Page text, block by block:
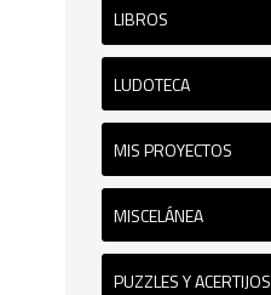
LIBROS
LUDOTECA
MIS PROYECTOS
MISCELÁNEA
PUZZLES Y ACERTIJOS